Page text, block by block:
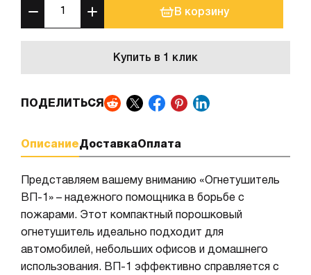
В корзину
Купить в 1 клик
ПОДЕЛИТЬСЯ
ОписаниеДоставкаОплата
Представляем вашему вниманию «Огнетушитель
ВП-1» – надежного помощника в борьбе с
пожарами. Этот компактный порошковый
огнетушитель идеально подходит для
автомобилей, небольших офисов и домашнего
использования. ВП-1 эффективно справляется с